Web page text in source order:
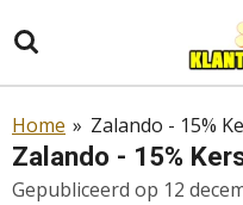
direct
naar
hoofdinhoud
Home » Zalando - 15%
Zalando - 15%
Gepubliceerd op 12